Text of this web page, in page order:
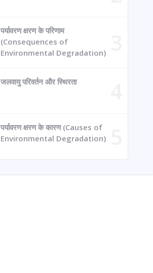
पर्यावरण क्षरण के परिणाम
(Consequences of
Environmental Degradation)
जलवायु परिवर्तन और स्थिरता
पर्यावरण क्षरण के कारण (Causes of
Environmental Degradation)